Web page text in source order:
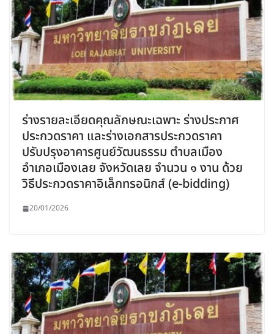
ร่างรายละเอียดคุณลักษณะเฉพาะ ร่างประกาศ
ประกวดราคา และร่างเอกสารประกวดราคา
ปรับปรุงอาคารศูนย์วัฒนธรรม ตำบลเมือง
อำเภอเมืองเลย จังหวัดเลย จำนวน ๑ งาน ด้วย
วิธีประกวดราคาอิเล็กทรอนิกส์ (e-bidding)
20/01/2026